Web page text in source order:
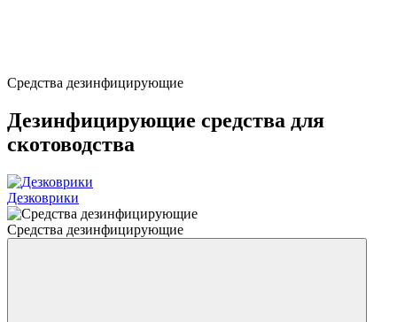
Средства дезинфицирующие
Дезинфицирующие средства для
скотоводства
Дезковрики
Средства дезинфицирующие